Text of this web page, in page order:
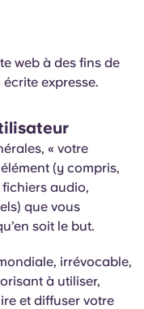
web à des fins de
expresse.
« votre
(y compris,
audio,
que vous
soit le but.
irrévocable,
à utiliser,
et diffuser votre